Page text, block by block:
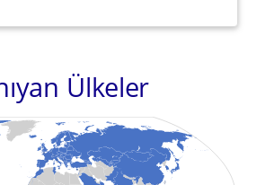
Ülkeler